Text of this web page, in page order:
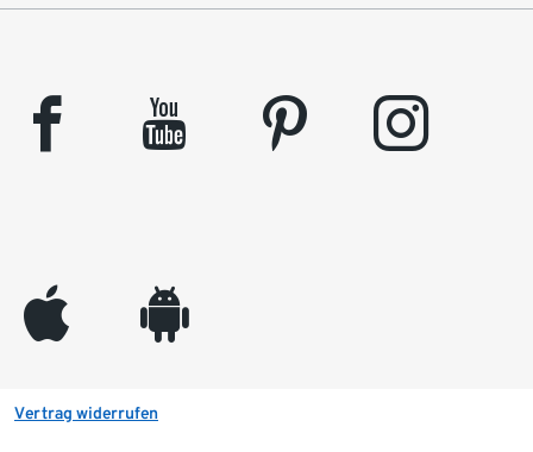
facebook youtube pinterest instagram
appleinc android
Vertrag widerrufen